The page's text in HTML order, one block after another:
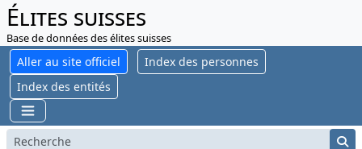
Élites suisses
Base de données des élites suisses
Aller au site officiel
Index des personnes
Index des entités